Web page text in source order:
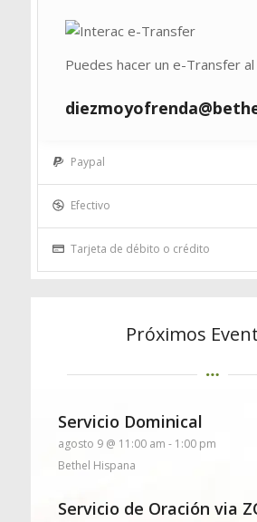
Puedes hacer un e-Transfer
Paypal
Efectivo
Tarjeta de débito o crédito
Próximos
Servicio Dominical
agosto 9 @ 11:00 am - 1:00 pm
Bethel Hispana
Servicio de Oración via